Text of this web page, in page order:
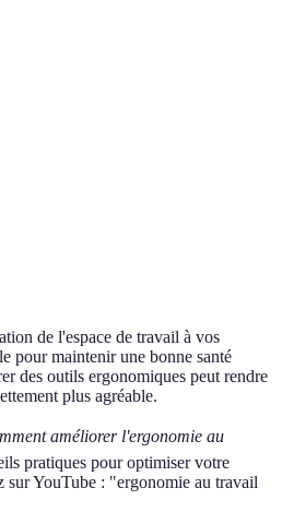
de l'espace de travail à vos
pour maintenir une bonne santé
des outils ergonomiques peut rendre
plus agréable.
améliorer l'ergonomie au
pratiques pour optimiser votre
sur YouTube : "ergonomie au travail